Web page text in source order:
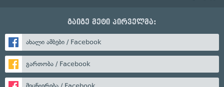
გაიგე მეტი პირველმა:
ახალი ამბები / Facebook
გართობა / Facebook